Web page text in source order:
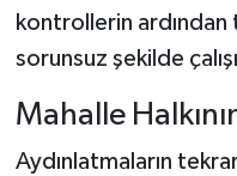
kontrollerin ardından
sorunsuz şekilde
Mahalle
Aydınlatmaların